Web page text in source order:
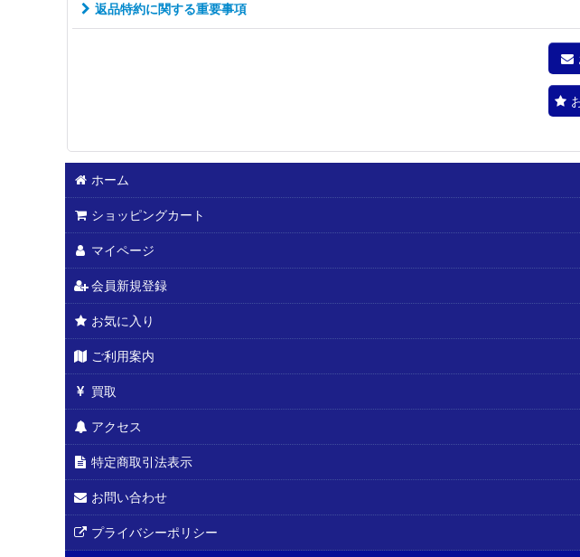
返品特約に関する重要事項
ホーム
ショッピングカート
マイページ
会員新規登録
お気に入り
ご利用案内
買取
アクセス
特定商取引法表示
お問い合わせ
プライバシーポリシー